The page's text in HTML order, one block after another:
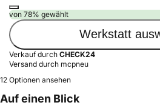
von 78% gewählt
Werkstatt
Verkauf durch CHECK24
Versand durch mcpneu
12 Optionen ansehen
Auf einen Blick